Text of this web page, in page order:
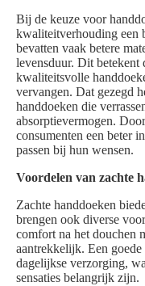
Bij de keuze voor
kwaliteitverhouding een
bevatten vaak betere
levensduur. Dit betekent
kwaliteitsvolle
vervangen. Dat gezegd
handdoeken die
absorptievermogen.
consumenten een beter
passen bij hun wensen.
Voordelen van zachte
Zachte handdoeken
brengen ook diverse
comfort na het douchen
aantrekkelijk. Een
dagelijkse verzorging,
sensaties belangrijk zijn.